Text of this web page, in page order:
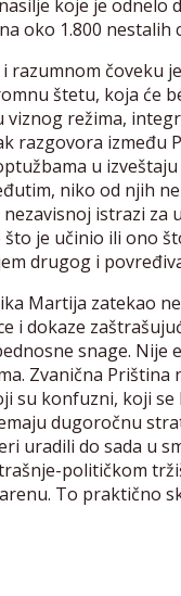
koje je odnelo
oko 1.800
razumnom čoveku
štetu, koja će
viznog režima,
razgovora između
u
niko od njih
istrazi za
je učinio ili ono
drugog i
Martija zatekao
i dokaze
snage.
Zvanična
su konfuzni, koji
dugoročnu
uradili do sada u
političkom
To praktično